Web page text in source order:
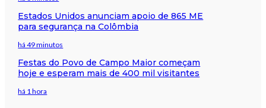
Estados Unidos anunciam apoio de 865 ME
para segurança na Colômbia
há 49 minutos
Festas do Povo de Campo Maior começam
hoje e esperam mais de 400 mil visitantes
há 1 hora